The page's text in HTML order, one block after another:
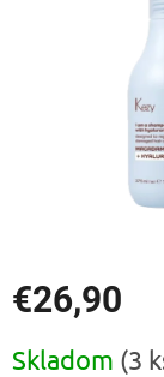
€26,90
cena:
Skladom (3